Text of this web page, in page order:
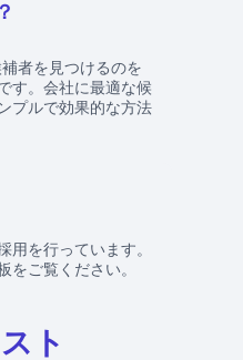
者を見つけるのを
す。会社に最適な候
プルで効果的な方法
用を行っています。
をご覧ください。
ト